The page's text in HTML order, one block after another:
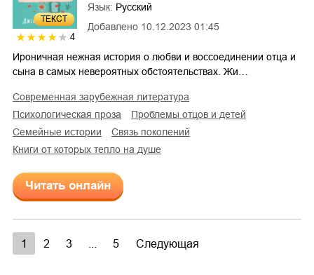
ТЕКСТ
4
Добавлено 10.12.2023 01:45
Язык: Русский
Ироничная нежная история о любви и воссоединении отца и
сына в самых невероятных обстоятельствах. Жи…
современная зарубежная литература
психологическая проза
проблемы отцов и детей
семейные истории
связь поколений
Книги от которых тепло на душе
Читать онлайн
1 2 3 5 Следующая